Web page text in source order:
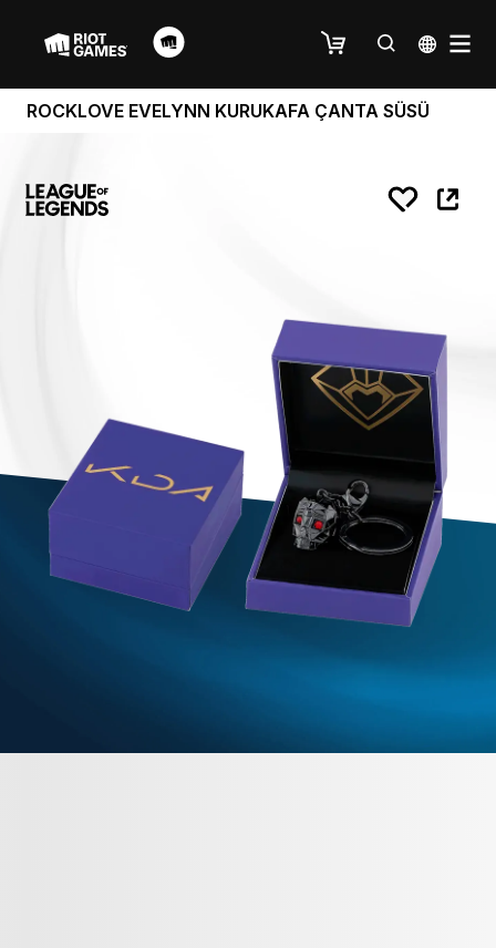
ROCKLOVE EVELYNN KURUKAFA ÇANTA SÜSÜ